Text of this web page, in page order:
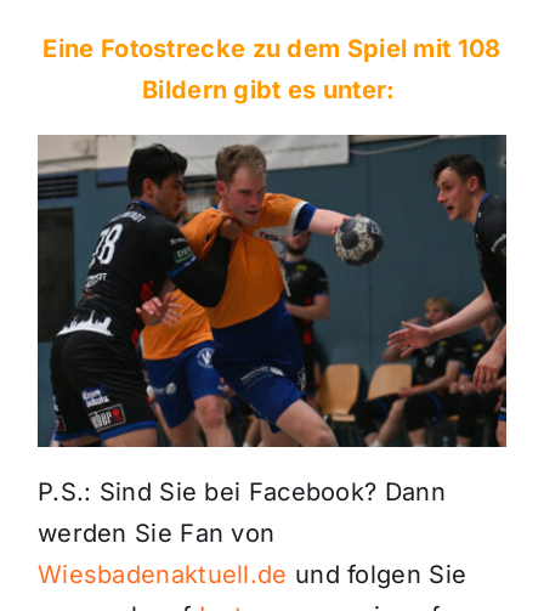
Eine Fotostrecke zu dem Spiel mit 108
Bildern gibt es unter:
P.S.: Sind Sie bei Facebook? Dann
werden Sie Fan von
Wiesbadenaktuell.de und folgen Sie